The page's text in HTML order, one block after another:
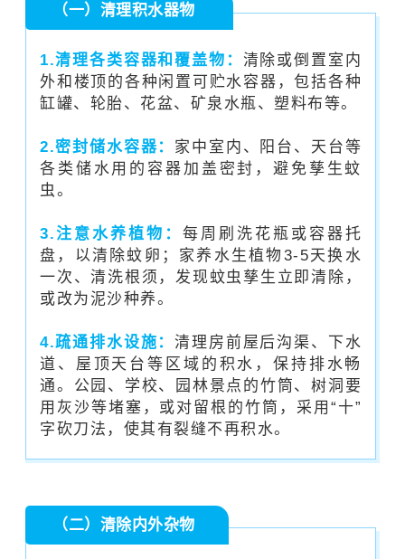
（一）清理积水器物
1.清理各类容器和覆盖物： 清除或倒置室内
外和楼顶的各种闲置可贮水容器，包括各种
缸罐、轮胎、花盆、矿泉水瓶、塑料布等。
2.密封储水容器： 家中室内、阳台、天台等
各类储水用的容器加盖密封，避免孳生蚊
虫。
3.注意水养植物：每周刷洗花瓶或容器托
盘，以清除蚊卵；家养水生植物3-5天换水
一次、清洗根须，发现蚊虫孳生立即清除，
或改为泥沙种养。
4.疏通排水设施： 清理房前屋后沟渠、下水
道、屋顶天台等区域的积水，保持排水畅
通。公园、学校、园林景点的竹筒、树洞要
用灰沙等堵塞，或对留根的竹筒，采用“十”
字砍刀法，使其有裂缝不再积水。
（二）清除内外杂物